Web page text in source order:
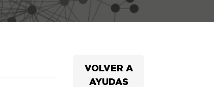
VOLVER A
AYUDAS